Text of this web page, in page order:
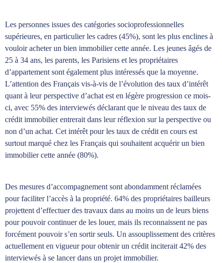
Les personnes issues des catégories socioprofessionnelles
supérieures, en particulier les cadres (45%), sont les plus enclines à
vouloir acheter un bien immobilier cette année. Les jeunes âgés de
25 à 34 ans, les parents, les Parisiens et les propriétaires
d’appartement sont également plus intéressés que la moyenne.
L’attention des Français vis-à-vis de l’évolution des taux d’intérêt
quant à leur perspective d’achat est en légère progression ce mois-
ci, avec 55% des interviewés déclarant que le niveau des taux de
crédit immobilier entrerait dans leur réflexion sur la perspective ou
non d’un achat. Cet intérêt pour les taux de crédit en cours est
surtout marqué chez les Français qui souhaitent acquérir un bien
immobilier cette année (80%).
Des mesures d’accompagnement sont abondamment réclamées
pour faciliter l’accès à la propriété. 64% des propriétaires bailleurs
projettent d’effectuer des travaux dans au moins un de leurs biens
pour pouvoir continuer de les louer, mais ils reconnaissent ne pas
forcément pouvoir s’en sortir seuls. Un assouplissement des critères
actuellement en vigueur pour obtenir un crédit inciterait 42% des
interviewés à se lancer dans un projet immobilier.